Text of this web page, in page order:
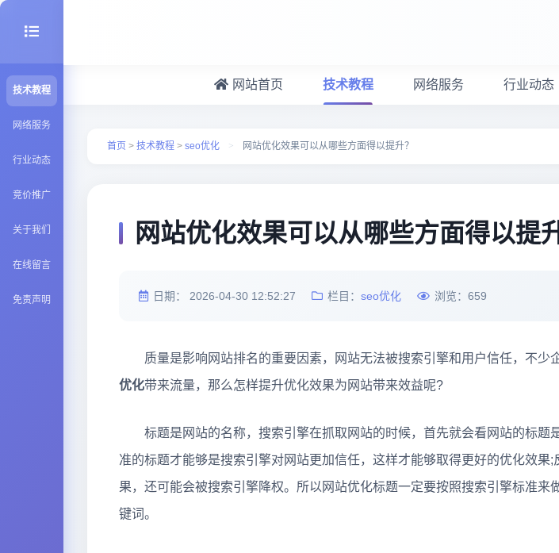
技术教程
seo优化
网络服务
行业动态
竞价推广
关于我们
在线留言
免责声明
网站首页 技术教程 网络服务 行业动态
首页 > 技术教程 > seo优化 > 网站优化效果可以从哪些方面得以提升？
网站优化效果可以从哪些方面得以提
日期： 2026-04-30 12:52:27 栏目： seo优化 浏览： 659
质量是影响网站排名的重要因素，网站无法被搜索引擎和用户信任，不少
优化带来流量，那么怎样提升优化效果为网站带来效益呢?
标题是网站的名称，搜索引擎在抓取网站的时候，首先就会看网站的标题
准的标题才能够是搜索引擎对网站更加信任，这样才能够取得更好的优化效果
果，还可能会被搜索引擎降权。所以网站优化标题一定要按照搜索引擎标准来
键词。